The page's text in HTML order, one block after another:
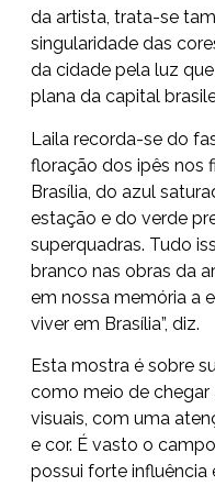
da artista, trata-se
singularidade das
da cidade pela luz
plana da capital
Laila recorda-se do
floração dos ipês nos
Brasília, do azul
estação e do verde
superquadras. Tudo
branco nas obras da
em nossa memória a
viver em Brasília”, diz.
Esta mostra é sobre
como meio de
visuais, com uma
e cor. É vasto o
possui forte influência